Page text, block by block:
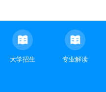
大学招生 专业解读